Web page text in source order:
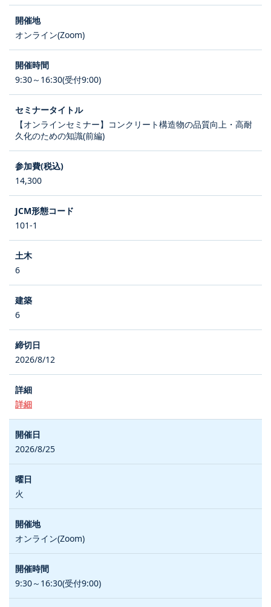
オンライン(Zoom)
9:30～16:30(受付9:00)
【オンラインセミナー】コンクリート構造物の品質向上・高耐
久化のための知識(前編)
14,300
101-1
6
6
2026/8/12
詳細
2026/8/25
火
オンライン(Zoom)
9:30～16:30(受付9:00)